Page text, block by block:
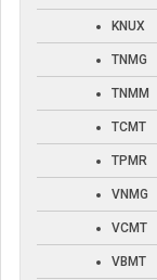
KNUX
TNMG
TNMM
TCMT
TPMR
VNMG
VCMT
VBMT